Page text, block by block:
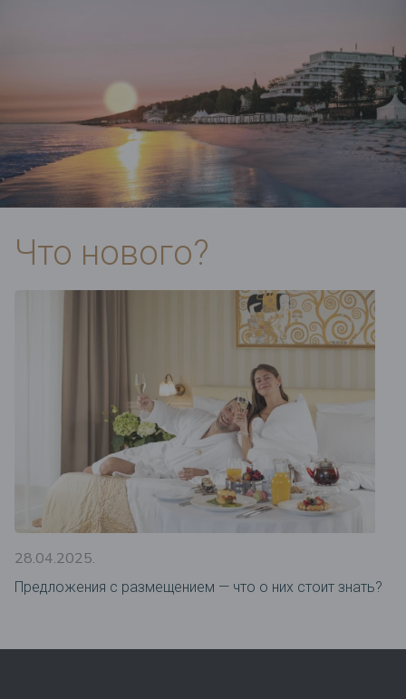
Что нового?
28.04.2025.
Предложения c размещением — что о них стоит знать?